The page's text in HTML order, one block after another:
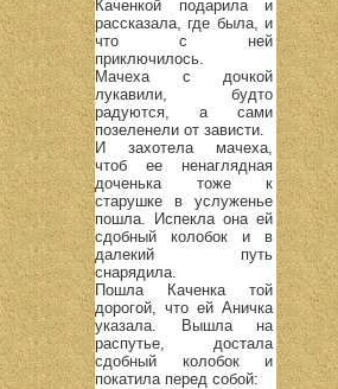
Каченкой подарила и
рассказала, где была, и
что с ней
приключилось.
Мачеха с дочкой
лукавили, будто
радуются, а сами
позеленели от зависти.
И захотела мачеха,
чтоб ее ненаглядная
доченька тоже к
старушке в услуженье
пошла. Испекла она ей
сдобный колобок и в
далекий путь
снарядила.
Пошла Каченка той
дорогой, что ей Аничка
указала. Вышла на
распутье, достала
сдобный колобок и
покатила перед собой: